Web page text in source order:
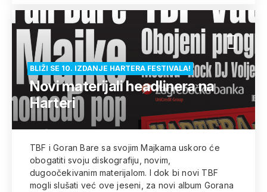
BLIŽI SE 10. IZDANJE HARTERA FESTIVALA!
Novi materijali headlinera na
Harteri
TBF i Goran Bare sa svojim Majkama uskoro će
obogatiti svoju diskografiju, novim,
dugoočekivanim materijalom. I dok bi novi TBF
mogli slušati već ove jeseni, za novi album Gorana